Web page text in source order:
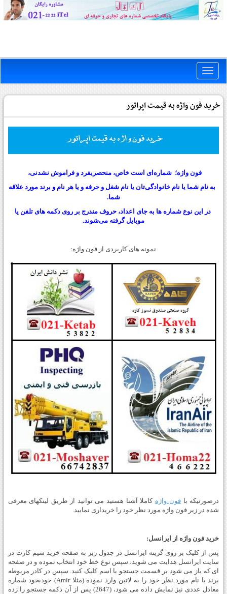
Toggle
خرید فون واژه به قیمت اپراتور
فون واژه؛ شماره‌ای است خاص، منحصربفرد و فراموش نشدنی،
به نام شما یا نام خانوادگی‏‌تان یا نام شغل و حرفه‌ و یا هر نام و برند مورد علاقه‏
شما.
در این نوع شماره‌‏ ها به جای اعداد، حروف مندرج بر روی دکمه ‌های تلفن یا
موبایل گرفته می‏‌شوند.
نمونه های کاربردی از فون واژه:
درصورتیکه بافون واژه کاملا آشنا هستید می توانید از طریق لینکهای معرفی
شده در زیر فون واژه مورد نظر خود را خریداری نمایید.
خرید فون واژه از ایرانسل:
پس از کلیک بر روی گزینه ایرانسل در جدول زیر به صفحه خرید سیم کارت در
سایت ایرانسل هدایت می شوید، سپس نوع خط خود انتخاب نموده و در صفحه
ای که باز می شود بر قسمت جستجو با اسم کلیک کنید. سپس در کادر مربوطه
برند یا نام مورد نظر خود را به لاتین وارد نموده (مثلا Amir) خودبخود شماره
معادل عددی نیز نمایش داده می شود، (2647) پس از آن دکمه جستجو را زده